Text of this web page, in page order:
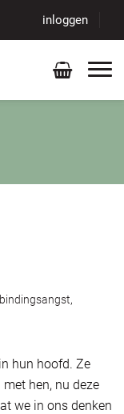
inloggen
bindingsangst,
hun hoofd. Ze
hen, nu deze
we in ons denken